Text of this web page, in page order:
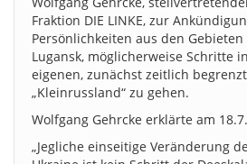
Fraktion DIE LINKE, zur
Persönlichkeiten aus den Gebieten
Lugansk, möglicherweise Schritte
eigenen, zunächst zeitlich
„Kleinrussland“ zu gehen.
Wolfgang Gehrcke erklärte am
„Jegliche einseitige Veränderung